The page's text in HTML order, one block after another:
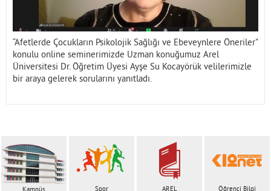
“Afetlerde Çocukların Psikolojik Sağlığı ve Ebeveynlere Öneriler"
konulu online seminerimizde Uzman konuğumuz Arel
Üniversitesi Dr. Öğretim Üyesi Ayşe Su Kocayörük velilerimizle
bir araya gelerek sorularını yanıtladı.
Spor AREL Öğrenci Bilgi